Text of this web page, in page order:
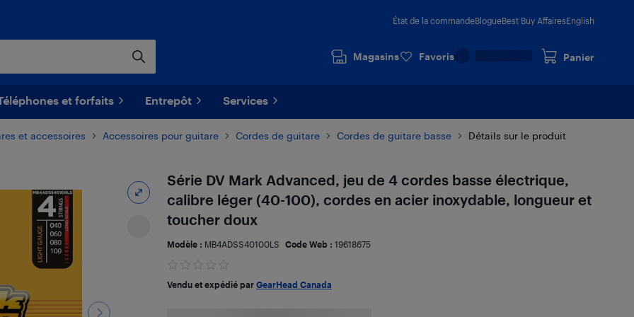
État de la commandeBlogueBest Buy AffairesEnglish
Magasins Favoris Panier
et forfaits Entrepôt Services
et accessoires Accessoires pour guitare Cordes de guitare Cordes de guitare basse Détails sur le produit
Série DV Mark Advanced, jeu de 4 cordes basse électrique,
calibre léger (40-100), cordes en acier inoxydable, longueur et
toucher doux
Modèle : MB4ADSS40100LS Code Web : 19618675
Vendu et expédié par GearHead Canada